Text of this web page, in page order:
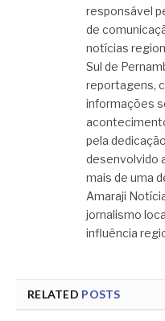
responsável
de
notícias
Sul de
reportagens,
informações
pela
desenvolvido
mais de uma
Amaraji
jornalismo
influência
RELATED POSTS